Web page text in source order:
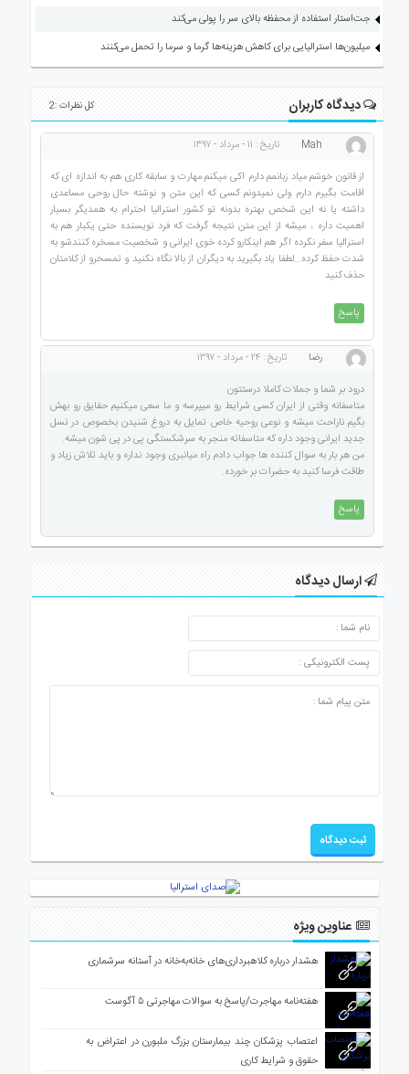
جت‌استار استفاده از محفظه بالای سر را پولی می‌کند
میلیون‌ها استرالیایی برای کاهش هزینه‌ها گرما و سرما را تحمل می‌کنند
دیدگاه کاربران کل نظرات :2
Mah
تاریخ : ۱۱ - مرداد - ۱۳۹۷
از قانون خوشم میاد زبانمم دارم اکی میکنم مهارت و سابقه کاری هم به اندازه ای که
اقامت بگیرم دارم ولی نمیدونم کسی که این متن و نوشته حال روحی مساعدی
داشته یا نه این شخص بهتره بدونه تو کشور استرالیا احترام به همدیگر بسیار
اهمیت داره ، میشه از این متن نتیجه گرفت که فرد نویسنده حتی یکبار هم به
استرالیا سفر نکرده اگر هم اینکارو کرده خوی ایرانی و شخصیت مسخره کنندشو به
شدت حفظ کرده…لطفا یاد بگیرید به دیگران از بالا نگاه نکنید و تمسخرو از کلامتان
حذف کنید
پاسخ
رضا
تاریخ : ۲۴ - مرداد - ۱۳۹۷
درود بر شما و جملات کاملا درستتون
متاسفانه وقتی از ایران کسی شرایط رو میپرسه و ما سعی میکنیم حقایق رو بهش
بگیم ناراحت میشه و نوعی روحیه خاص تمایل به دروغ شنیدن بخصوص در نسل
جدید ایرانی وجود داره که متاسفاته منجر به سرشکستگی پی در پی شون میشه.
من هر بار به سوال کننده ها جواب دادم راه میانبری وجود نداره و باید تلاش زیاد و
طاقت فرسا کنید به حضرات بر خورده.
پاسخ
ارسال دیدگاه
عناوین ویژه
هشدار درباره کلاهبرداری‌های خانه‌به‌خانه در آستانه سرشماری
هفته‌نامه مهاجرت/پاسخ به سوالات مهاجرتی ۵ آگوست
اعتصاب پزشکان چند بیمارستان بزرگ ملبورن در اعتراض به
حقوق و شرایط کاری